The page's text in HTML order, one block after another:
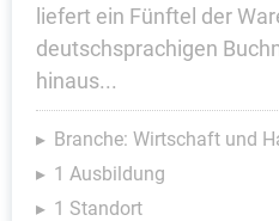
liefert ein Fünftel der
deutschsprachigen
hinaus...
Branche: Wirtschaft und
1 Ausbildung
1 Standort